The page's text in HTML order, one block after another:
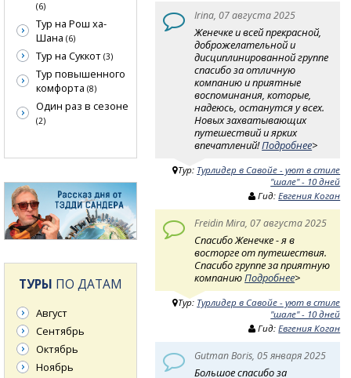
Irina, 07 августа 2025
Женечке и всей прекрасной,
доброжелательной и
дисциплинированной группе
спасибо за отличную
компанию и приятные
воспоминания, которые,
надеюсь, останутся у всех.
Новых захватывающих
путешествий и ярких
впечатлений!Подробнее>
Тур: Турлидер в Савойе - уют в стиле
"шале" - 10 дней
Гид:Евгения Коган
Freidin Mira, 07 августа 2025
Спасибо Женечке - я в
восторге от путешествия.
Спасибо группе за приятную
компаниюПодробнее>
Тур: Турлидер в Савойе - уют в стиле
"шале" - 10 дней
Гид:Евгения Коган
Gutman Boris, 05 января 2025
Большое спасибо за
(6)
Тур на Рош ха-
Шана (6)
Тур на Суккот (3)
Тур повышенного
комфорта (8)
Один раз в сезоне
(2)
ТУРЫ ПО ДАТАМ
Август
Сентябрь
Октябрь
Ноябрь